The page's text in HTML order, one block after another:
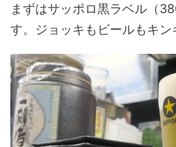
まずはサッポロ黒ラベル（
す。ジョッキもビールもキン